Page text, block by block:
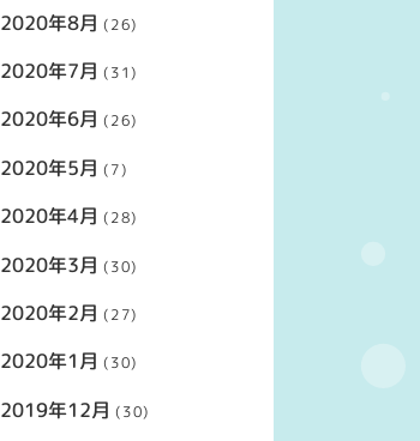
2020年8月 (26)
2020年7月 (31)
2020年6月 (26)
2020年5月 (7)
2020年4月 (28)
2020年3月 (30)
2020年2月 (27)
2020年1月 (30)
2019年12月 (30)